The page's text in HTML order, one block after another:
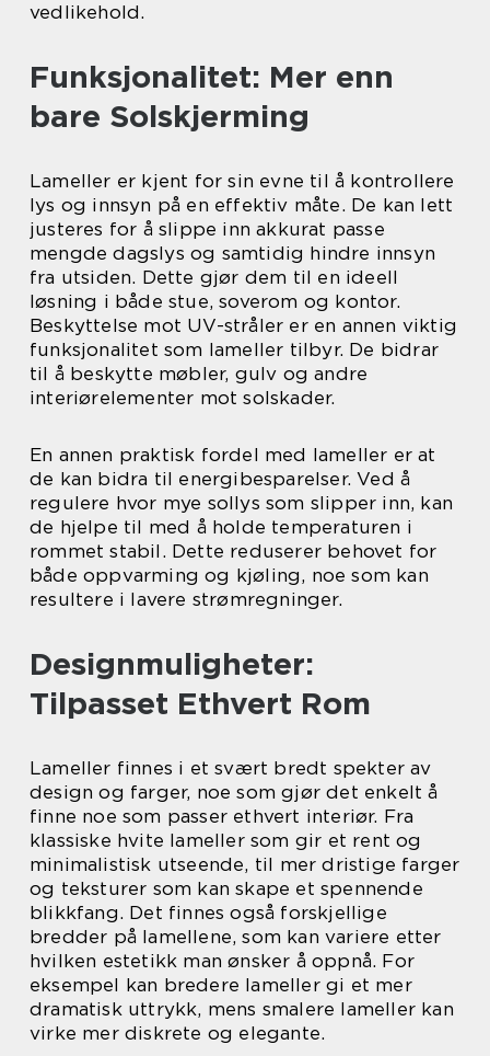
vedlikehold.
Funksjonalitet: Mer enn
bare Solskjerming
Lameller er kjent for sin evne til å kontrollere
lys og innsyn på en effektiv måte. De kan lett
justeres for å slippe inn akkurat passe
mengde dagslys og samtidig hindre innsyn
fra utsiden. Dette gjør dem til en ideell
løsning i både stue, soverom og kontor.
Beskyttelse mot UV-stråler er en annen viktig
funksjonalitet som lameller tilbyr. De bidrar
til å beskytte møbler, gulv og andre
interiørelementer mot solskader.
En annen praktisk fordel med lameller er at
de kan bidra til energibesparelser. Ved å
regulere hvor mye sollys som slipper inn, kan
de hjelpe til med å holde temperaturen i
rommet stabil. Dette reduserer behovet for
både oppvarming og kjøling, noe som kan
resultere i lavere strømregninger.
Designmuligheter:
Tilpasset Ethvert Rom
Lameller finnes i et svært bredt spekter av
design og farger, noe som gjør det enkelt å
finne noe som passer ethvert interiør. Fra
klassiske hvite lameller som gir et rent og
minimalistisk utseende, til mer dristige farger
og teksturer som kan skape et spennende
blikkfang. Det finnes også forskjellige
bredder på lamellene, som kan variere etter
hvilken estetikk man ønsker å oppnå. For
eksempel kan bredere lameller gi et mer
dramatisk uttrykk, mens smalere lameller kan
virke mer diskrete og elegante.